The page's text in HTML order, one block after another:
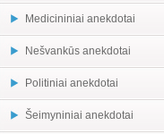
Medicininiai anekdotai
Nešvankūs anekdotai
Politiniai anekdotai
Šeimyniniai anekdotai